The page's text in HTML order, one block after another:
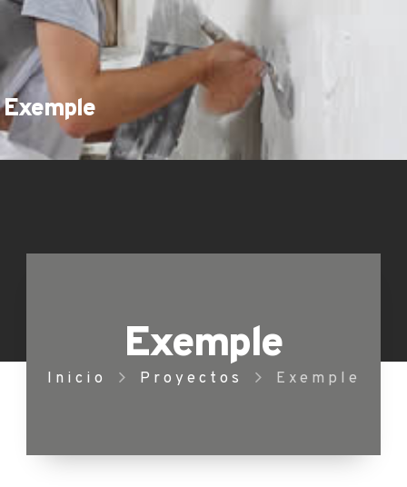
Exemple
Exemple
Inicio Proyectos Exemple